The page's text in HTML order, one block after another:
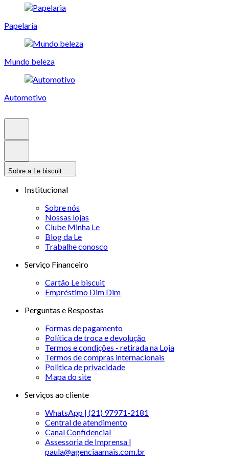
Papelaria
Mundo beleza
Automotivo
Sobre a Le biscuit
Institucional
Sobre nós
Nossas lojas
Clube Minha Le
Blog da Le
Trabalhe conosco
Serviço Financeiro
Cartão Le biscuit
Empréstimo Dim Dim
Perguntas e Respostas
Formas de pagamento
Política de troca e devolução
Termos e condições - retirada na Loja
Termos de compras internacionais
Politica de privacidade
Mapa do site
Serviços ao cliente
WhatsApp | (21) 97971-2181
Central de atendimento
Canal Confidencial
Assessoria de Imprensa |
paula@agenciaamais.com.br